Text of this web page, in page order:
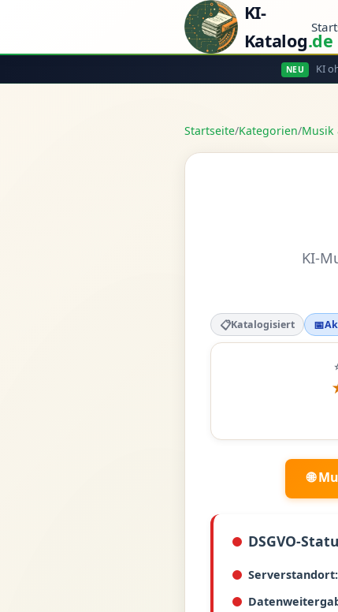
KI-
Katalog.de
NEU KI
Startseite/Kategorien/Musik
KI-
📋Katalogisiert 📅
🌐
DSGVO-
Serverstandort: